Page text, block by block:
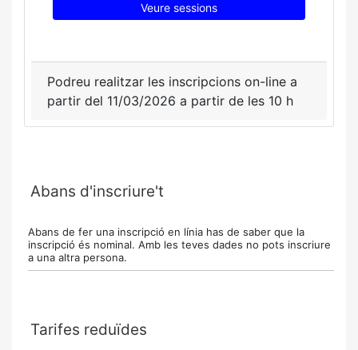
Veure sessions
Podreu realitzar les inscripcions on-line a
partir del 11/03/2026 a partir de les 10 h
Abans d'inscriure't
Abans de fer una inscripció en línia has de saber que la
inscripció és nominal. Amb les teves dades no pots inscriure
a una altra persona.
Tarifes reduïdes